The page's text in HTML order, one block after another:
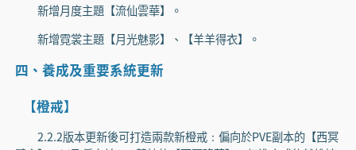
新增月度主題【流仙雲華】。
新增霓裳主題【月光魅影】、【羊羊得衣】。
四、養成及重要系統更新
【橙戒】
2.2.2版本更新後可打造兩款新橙戒：偏向於PVE副本的【西冥